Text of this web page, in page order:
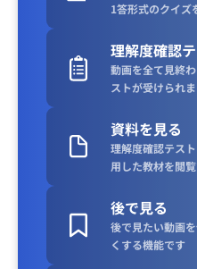
1答形式のクイズ
理解度確認
動画を全て見終
ストが受けられ
資料を見る
理解度確認テス
用した教材を閲
後で見る
後で見たい動画
くする機能です